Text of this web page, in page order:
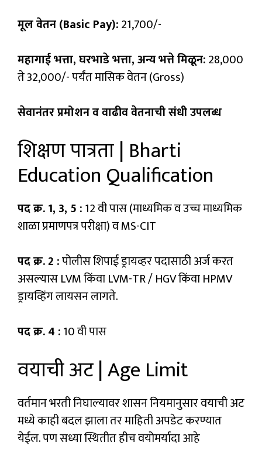
मूल वेतन (Basic Pay):₹21,700/-
महागाई भत्ता, घरभाडे भत्ता, अन्य भत्ते मिळून:₹28,000
ते ₹32,000/- पर्यंत मासिक वेतन (Gross)
सेवानंतर प्रमोशन व वाढीव वेतनाची संधी उपलब्ध
शिक्षण पात्रता | Bharti
Education Qualification
पद क्र. 1, 3, 5 :12 वी पास (माध्यमिक व उच्च माध्यमिक
शाळा प्रमाणपत्र परीक्षा) व MS-CIT
पद क्र. 2 :पोलीस शिपाई ड्रायव्हर पदासाठी अर्ज करत
असल्यास LVM किंवा LVM-TR / HGV किंवा HPMV
ड्रायव्हिंग लायसन लागते.
पद क्र. 4 :10 वी पास
वयाची अट | Age Limit
वर्तमान भरती निघाल्यावर शासन नियमानुसार वयाची अट
मध्ये काही बदल झाला तर माहिती अपडेट करण्यात
येईल. पण सध्या स्थितीत हीच वयोमर्यादा आहे